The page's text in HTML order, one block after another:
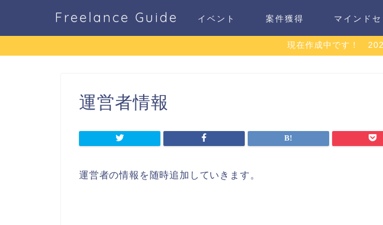
Freelance Guide イベント 案件獲得 マインドセ
現在作成中です！
運営者情報
運営者の情報を随時追加していきます。